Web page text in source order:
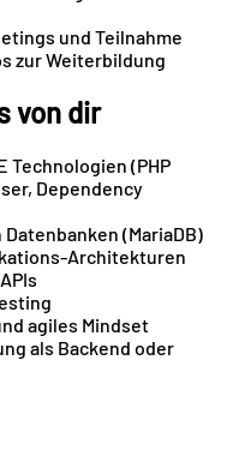
und Teilnahme
zur Weiterbildung
von dir
Technologien (PHP
Dependency
(MariaDB)
Architekturen
agiles Mindset
als Backend oder